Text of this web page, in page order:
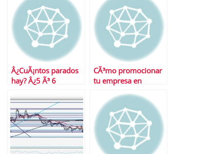
Â¿CuÃ¡ntos parados
hay? Â¿5 Ã³ 6
CÃ³mo promocionar
tu empresa en